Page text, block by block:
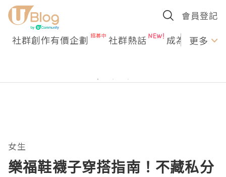
會員登記
社群創作有價企劃 社群熱話 成為U更多
女生
樂福鞋襪子穿搭指南！不藏私分